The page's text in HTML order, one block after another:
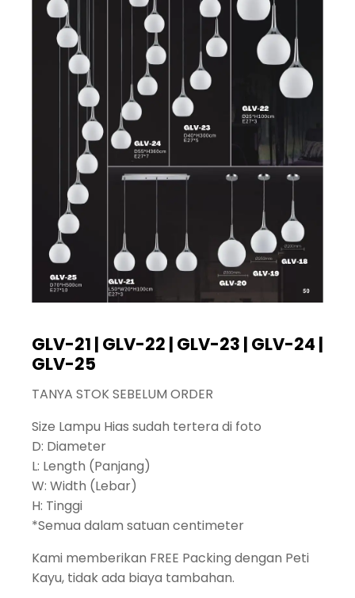
GLV-21 | GLV-22 | GLV-23 | GLV-24 |
GLV-25
TANYA STOK SEBELUM ORDER
Size Lampu Hias sudah tertera di foto
D: Diameter
L: Length (Panjang)
W: Width (Lebar)
H: Tinggi
*Semua dalam satuan centimeter
Kami memberikan FREE Packing dengan Peti
Kayu, tidak ada biaya tambahan.